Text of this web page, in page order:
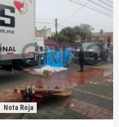
Nota Roja